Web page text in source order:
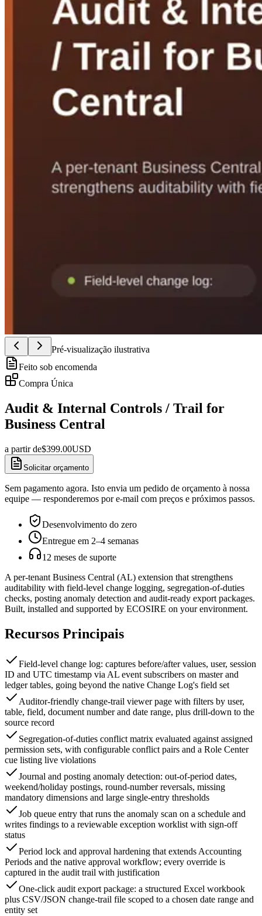
Pré-visualização ilustrativa
Feito sob encomenda
Compra Única
Audit & Internal Controls / Trail for
Business Central
a partir de$399.00USD
Solicitar orçamento
Sem pagamento agora. Isto envia um pedido de orçamento à nossa
equipe — responderemos por e-mail com preços e próximos passos.
Desenvolvimento do zero
Entregue em 2–4 semanas
12 meses de suporte
A per-tenant Business Central (AL) extension that strengthens
auditability with field-level change logging, segregation-of-duties
checks, posting anomaly detection and audit-ready export packages.
Built, installed and supported by ECOSIRE on your environment.
Recursos Principais
Field-level change log: captures before/after values, user, session
ID and UTC timestamp via AL event subscribers on master and
ledger tables, going beyond the native Change Log's field set
Auditor-friendly change-trail viewer page with filters by user,
table, field, document number and date range, plus drill-down to the
source record
Segregation-of-duties conflict matrix evaluated against assigned
permission sets, with configurable conflict pairs and a Role Center
cue listing live violations
Journal and posting anomaly detection: out-of-period dates,
weekend/holiday postings, round-number reversals, missing
mandatory dimensions and large single-entry thresholds
Job queue entry that runs the anomaly scan on a schedule and
writes findings to a reviewable exception worklist with sign-off
status
Period lock and approval hardening that extends Accounting
Periods and the native approval workflow; every override is
captured in the audit trail with justification
One-click audit export package: a structured Excel workbook
plus CSV/JSON change-trail file scoped to a chosen date range and
entity set